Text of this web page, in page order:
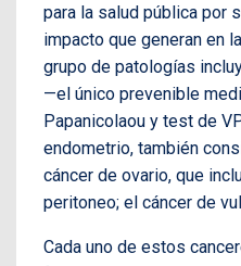
para la salud pública por
impacto que generan en
grupo de patologías
—el único prevenible
Papanicolaou y test de
endometrio, también
cáncer de ovario, que
peritoneo; el cáncer de
Cada uno de estos